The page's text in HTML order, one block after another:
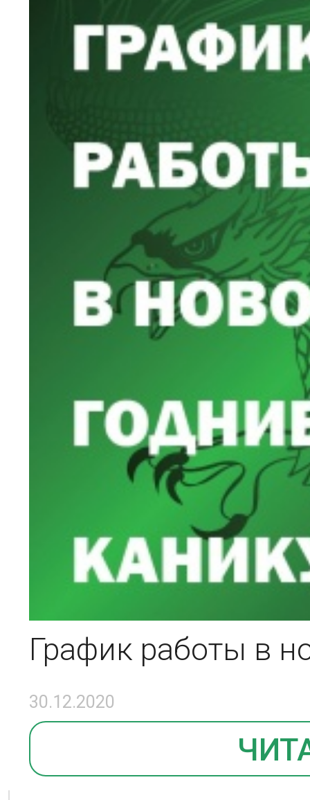
График работы в
30.12.2020